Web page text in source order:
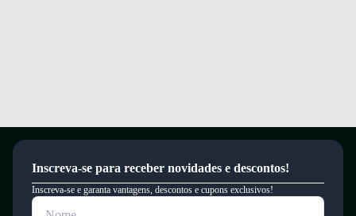
Inscreva-se para receber novidades e descontos!
Inscreva-se e garanta vantagens, descontos e cupons exclusivos!